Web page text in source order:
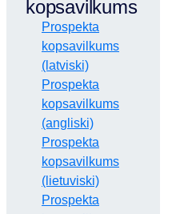
kopsavilkums
Prospekta
kopsavilkums
(latviski)
Prospekta
kopsavilkums
(angliski)
Prospekta
kopsavilkums
(lietuviski)
Prospekta